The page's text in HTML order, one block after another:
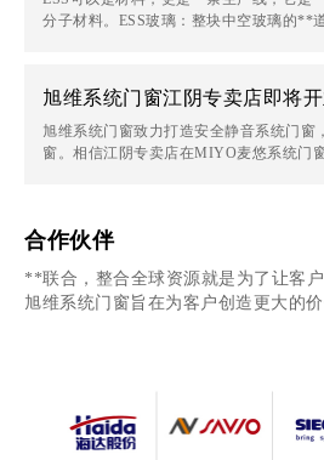
分子材料。ESS玻璃：整块中空玻璃的**
旭维系统门窗江阴专卖店即将开
旭维系统门窗致力打造安全静音系统门窗
窗。相信江阴专卖店在MIYO麦悠系统门
合作伙伴
**联合，整合全球资源就是为了让客
旭维系统门窗旨在为客户创造更大的